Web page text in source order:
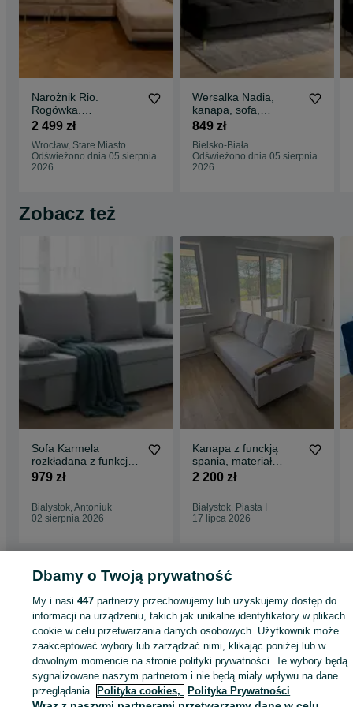
Narożnik Rio.
Rogówka.
Regulowane
zagłówki. Sztruks!
Szybka dostawa!
2 499 zł
Wrocław, Stare Miasto
Odświeżono dnia 05 sierpnia
2026
Wersalka Nadia,
kanapa, sofa,
tapczan, łóżko.
Sprężyny! Szybka
dostawa
849 zł
Bielsko-Biała
Odświeżono dnia 05 sierpnia
2026
Zobacz też
Sofa Karmela
rozkładana z funkcją
spania kanapa łóżko
wersalka poduszki
979 zł
Białystok, Antoniuk
02 sierpnia 2026
Kanapa z funckją
spania, materiał
premium
2 200 zł
Białystok, Piasta I
17 lipca 2026
Sofy i kanapy - Białystok
Sofy i kanapy - Antoniuk
KATEGORIA
ID:1054400399 Wyświetlenia:
Dbamy o Twoją prywatność
My i nasi447 partnerzy przechowujemy lub uzyskujemy dostęp do
informacji na urządzeniu, takich jak unikalne identyfikatory w plikach
cookie w celu przetwarzania danych osobowych. Użytkownik może
zaakceptować wybory lub zarządzać nimi, klikając poniżej lub w
dowolnym momencie na stronie polityki prywatności. Te wybory będą
sygnalizowane naszym partnerom i nie będą miały wpływu na dane
przeglądania. Polityka cookies, Polityka Prywatności